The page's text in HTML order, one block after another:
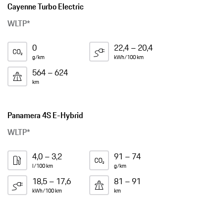
Cayenne Turbo Electric
WLTP*
0
g/km
22,4 – 20,4
kWh/100 km
564 – 624
km
Panamera 4S E-Hybrid
WLTP*
4,0 – 3,2
l/100 km
91 – 74
g/km
18,5 – 17,6
kWh/100 km
81 – 91
km